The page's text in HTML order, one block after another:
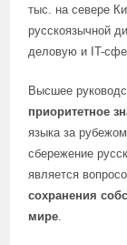
тыс. на севере
русскоязычной
деловую и IT-
Высшее
приоритетное
языка за
сбережение
является
сохранения
мире.